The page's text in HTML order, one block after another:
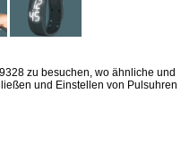
zu besuchen, wo ähnliche und
und Einstellen von Pulsuhren